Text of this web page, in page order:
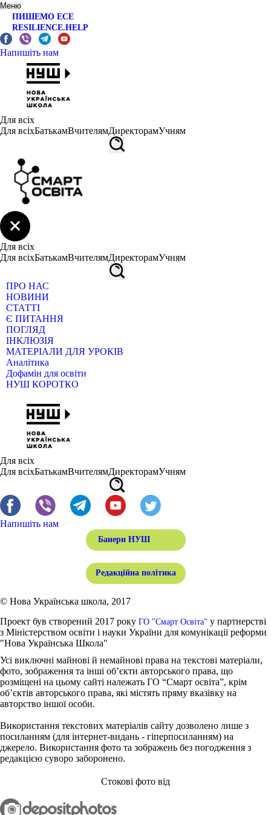
Меню
ПИШЕМО ЕСЕ
RESILIENCE.HELP
Напишіть нам
Для всіх
Для всіхБатькамВчителямДиректорамУчням
Для всіх
Для всіхБатькамВчителямДиректорамУчням
ПРО НАС
НОВИНИ
СТАТТІ
Є ПИТАННЯ
ПОГЛЯД
ІНКЛЮЗІЯ
МАТЕРІАЛИ ДЛЯ УРОКІВ
Аналітика
Дофамін для освіти
НУШ КОРОТКО
Для всіх
Для всіхБатькамВчителямДиректорамУчням
Напишіть нам
Банери НУШ
Редакційна політика
© Нова Українська школа, 2017
Проект був створений 2017 року ГО "Смарт Освіта" у партнерстві
з Міністерством освіти і науки України для комунікації реформи
"Нова Українська Школа"
Усі виключні майнові й немайнові права на текстові матеріали,
фото, зображення та інші об’єкти авторського права, що
розміщені на цьому сайті належать ГО “Смарт освіта”, крім
об’єктів авторського права, які містять пряму вказівку на
авторство іншої особи.
Використання текстових матеріалів сайту дозволено лише з
посиланням (для інтернет-видань - гіперпосиланням) на
джерело. Використання фото та зображень без погодження з
редакцією суворо заборонено.
Стокові фото від